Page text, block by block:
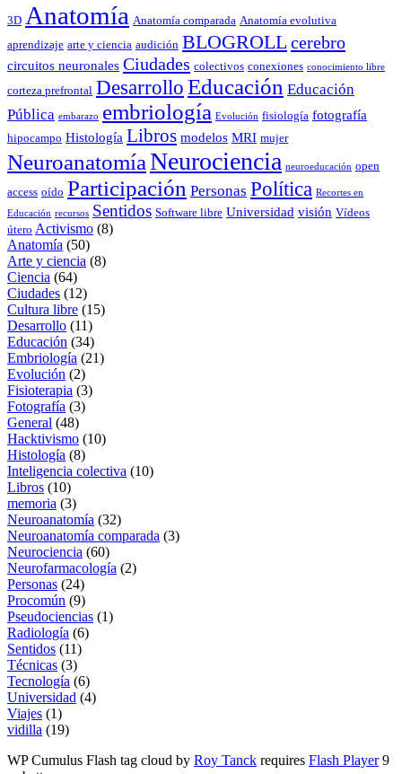
3D Anatomía Anatomía comparada Anatomía evolutiva
aprendizaje arte y ciencia audición BLOGROLLcerebro
circuitos neuronales Ciudades colectivos conexiones conocimiento libre
corteza prefrontal Desarrollo Educación Educación
Pública embarazo embriología Evolución fisiología fotografía
hipocampo Histología Libros modelos MRI mujer
NeuroanatomíaNeurociencia neuroeducación open
access oído Participación Personas Política Recortes en
Educación recursos Sentidos Software libre Universidad visión Vídeos
útero Activismo (8)
Anatomía (50)
Arte y ciencia (8)
Ciencia (64)
Ciudades (12)
Cultura libre (15)
Desarrollo (11)
Educación (34)
Embriología (21)
Evolución (2)
Fisioterapia (3)
Fotografía (3)
General (48)
Hacktivismo (10)
Histología (8)
Inteligencia colectiva (10)
Libros (10)
memoria (3)
Neuroanatomía (32)
Neuroanatomía comparada (3)
Neurociencia (60)
Neurofarmacología (2)
Personas (24)
Procomún (9)
Pseudociencias (1)
Radiología (6)
Sentidos (11)
Técnicas (3)
Tecnología (6)
Universidad (4)
Viajes (1)
vidilla (19)
WP Cumulus Flash tag cloud by Roy Tanck requires Flash Player9